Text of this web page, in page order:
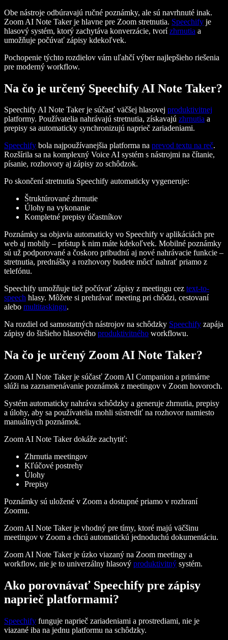
Obe nástroje odbúravajú ručné poznámky, ale sú navrhnuté inak.
Zoom AI Note Taker je hlavne pre Zoom stretnutia. Speechify je
hlasový systém, ktorý zachytáva konverzácie, tvorízhrnutia a
umožňuje počúvať zápisy kdekoľvek.
Pochopenie týchto rozdielov vám uľahčí výber najlepšieho riešenia
pre moderný workflow.
Na čo je určený Speechify AI Note Taker?
Speechify AI Note Taker je súčasť väčšej hlasovej produktivitnej
platformy. Používatelia nahrávajú stretnutia, získavajú zhrnutia a
prepisy sa automaticky synchronizujú naprieč zariadeniami.
Speechify bola najpoužívanejšia platforma na prevod textu na reč.
Rozšírila sa na komplexný Voice AI systém s nástrojmi na čítanie,
písanie, rozhovory aj zápisy zo schôdzok.
Po skončení stretnutia Speechify automaticky vygeneruje:
Štruktúrované zhrnutie
Úlohy na vykonanie
Kompletné prepisy účastníkov
Poznámky sa objavia automaticky vo Speechify v aplikáciách pre
web aj mobily – prístup k nim máte kdekoľvek. Mobilné poznámky
sú už podporované a čoskoro pribudnú aj nové nahrávacie funkcie –
stretnutia, prednášky a rozhovory budete môcť nahrať priamo z
telefónu.
Speechify umožňuje tiež počúvať zápisy z meetingu cez text-to-
speech hlasy. Môžete si prehrávať meeting pri chôdzi, cestovaní
alebo multitaskingu.
Na rozdiel od samostatných nástrojov na schôdzky Speechify zapája
zápisy do širšieho hlasového produktivitného workflowu.
Na čo je určený Zoom AI Note Taker?
Zoom AI Note Taker je súčasť Zoom AI Companion a primárne
slúži na zaznamenávanie poznámok z meetingov v Zoom hovoroch.
Systém automaticky nahráva schôdzky a generuje zhrnutia, prepisy
a úlohy, aby sa používatelia mohli sústrediť na rozhovor namiesto
manuálnych poznámok.
Zoom AI Note Taker dokáže zachytiť:
Zhrnutia meetingov
Kľúčové postrehy
Úlohy
Prepisy
Poznámky sú uložené v Zoom a dostupné priamo v rozhraní
Zoomu.
Zoom AI Note Taker je vhodný pre tímy, ktoré majú väčšinu
meetingov v Zoom a chcú automatickú jednoduchú dokumentáciu.
Zoom AI Note Taker je úzko viazaný na Zoom meetingy a
workflow, nie je to univerzálny hlasový produktivitný systém.
Ako porovnávať Speechify pre zápisy
naprieč platformami?
Speechify funguje naprieč zariadeniami a prostrediami, nie je
viazané iba na jednu platformu na schôdzky.